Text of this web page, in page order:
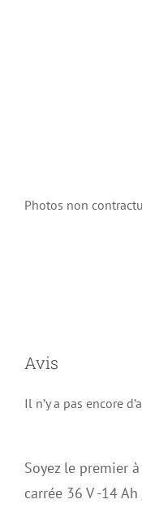
Photos non
Avis
Il n’y a pas encore
Soyez le premier
carrée 36 V -14